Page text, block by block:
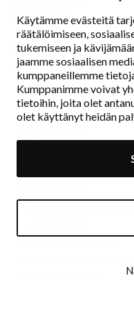
Käytämme evästeitä
räätälöimiseen,
tukemiseen ja
jaamme sosiaalisen
kumppaneillemme
Kumppanimme voivat
tietoihin, joita olet
olet käyttänyt heidän
00130 Helsinki
www.painters.fi
Näyttelytoiminta
tm•gallerian esittely
Muu näyttelytoiminta